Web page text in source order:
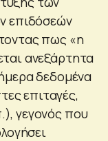
επιδόσεών
πως «η
ανεξάρτητα
δεδομένα
επιταγές,
γεγονός που